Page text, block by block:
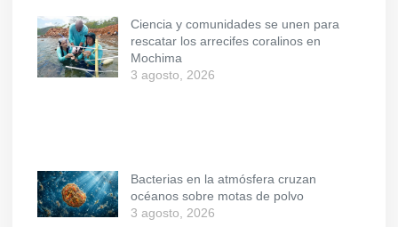
Ciencia y comunidades se unen para
rescatar los arrecifes coralinos en
Mochima
3 agosto, 2026
Bacterias en la atmósfera cruzan
océanos sobre motas de polvo
3 agosto, 2026